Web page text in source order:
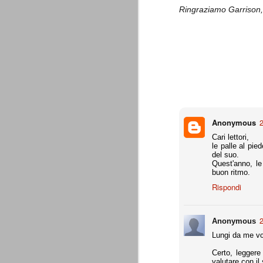
Ringraziamo
Anonymous
Cari lettori,
le palle al
del suo.
Quest'anno,
buon ritmo.
Rispondi
Anonymous
Lungi da me
Certo,
combinato un granché, ritrova la
I sorteggi di giovedì 27 Agosto
Gruppo A: Psg (Fra), Real Madrid
Gruppo B: Psv Eindhoven (Ola),
Juventus - Udinese 0-1
Sconfitta meritata, anche con un
dalle scelte iniziali per continuare
sbagliato davvero molto. Siamo certi
fretta. Che ne pensate voi? Un
Nel frattempo, le nostre pagelle:
La legge è disuguale per
sull'ennesimo ramo del